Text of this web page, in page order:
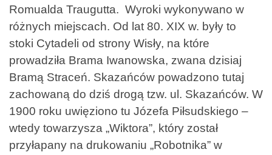
Romualda Traugutta. Wyroki wykonywano w
różnych miejscach. Od lat 80. XIX w. były to
stoki Cytadeli od strony Wisły, na które
prowadziła Brama Iwanowska, zwana dzisiaj
Bramą Straceń. Skazańców powadzono tutaj
zachowaną do dziś drogą tzw. ul. Skazańców. W
1900 roku uwięziono tu Józefa Piłsudskiego –
wtedy towarzysza „Wiktora”, który został
przyłapany na drukowaniu „Robotnika” w